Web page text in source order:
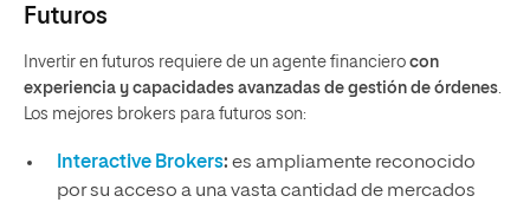
Futuros
Invertir en futuros requiere de un agente financiero con
experiencia y capacidades avanzadas de gestión de órdenes.
Los mejores brokers para futuros son:
Interactive Brokers: es ampliamente reconocido
por su acceso a una vasta cantidad de mercados